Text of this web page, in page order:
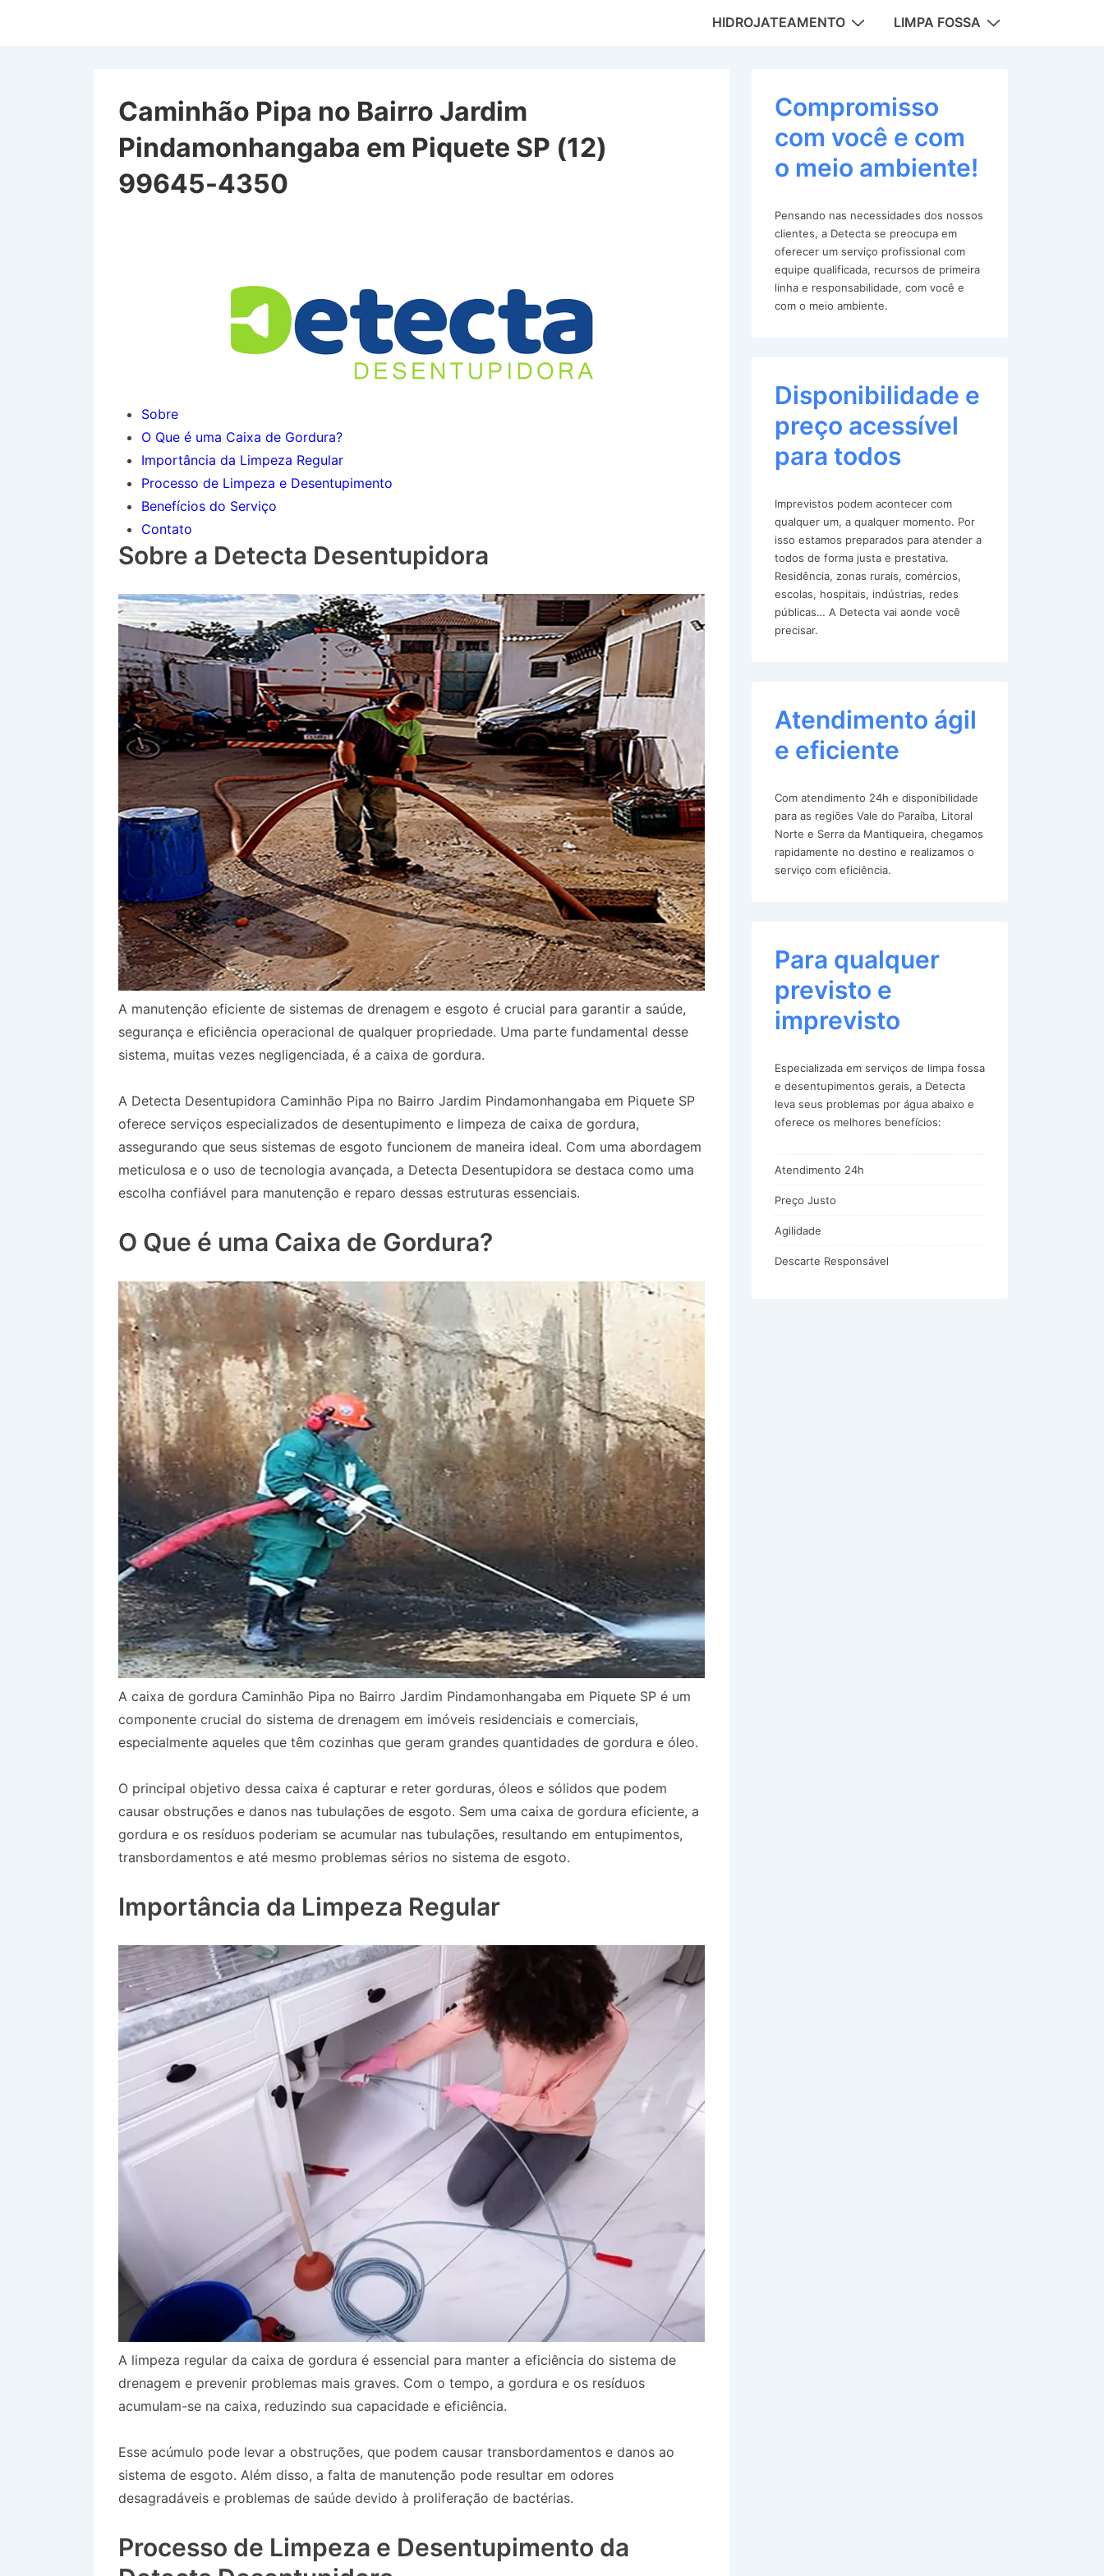
MainHIDROJATEAMENTO LIMPA FOSSA
Caminhão Pipa no Bairro Jardim
Pindamonhangaba em Piquete SP (12)
99645-4350
Sobre
O Que é uma Caixa de Gordura?
Importância da Limpeza Regular
Processo de Limpeza e Desentupimento
Benefícios do Serviço
Contato
Sobre a Detecta Desentupidora
A manutenção eficiente de sistemas de drenagem e esgoto é crucial para garantir a saúde,
segurança e eficiência operacional de qualquer propriedade. Uma parte fundamental desse
sistema, muitas vezes negligenciada, é a caixa de gordura.
A Detecta Desentupidora Caminhão Pipa no Bairro Jardim Pindamonhangaba em Piquete SP
oferece serviços especializados de desentupimento e limpeza de caixa de gordura,
assegurando que seus sistemas de esgoto funcionem de maneira ideal. Com uma abordagem
meticulosa e o uso de tecnologia avançada, a Detecta Desentupidora se destaca como uma
escolha confiável para manutenção e reparo dessas estruturas essenciais.
O Que é uma Caixa de Gordura?
A caixa de gordura Caminhão Pipa no Bairro Jardim Pindamonhangaba em Piquete SP é um
componente crucial do sistema de drenagem em imóveis residenciais e comerciais,
especialmente aqueles que têm cozinhas que geram grandes quantidades de gordura e óleo.
O principal objetivo dessa caixa é capturar e reter gorduras, óleos e sólidos que podem
causar obstruções e danos nas tubulações de esgoto. Sem uma caixa de gordura eficiente, a
gordura e os resíduos poderiam se acumular nas tubulações, resultando em entupimentos,
transbordamentos e até mesmo problemas sérios no sistema de esgoto.
Importância da Limpeza Regular
A limpeza regular da caixa de gordura é essencial para manter a eficiência do sistema de
drenagem e prevenir problemas mais graves. Com o tempo, a gordura e os resíduos
acumulam-se na caixa, reduzindo sua capacidade e eficiência.
Esse acúmulo pode levar a obstruções, que podem causar transbordamentos e danos ao
sistema de esgoto. Além disso, a falta de manutenção pode resultar em odores
desagradáveis e problemas de saúde devido à proliferação de bactérias.
Processo de Limpeza e Desentupimento da
Compromisso
com você e com
o meio ambiente!
Pensando nas necessidades dos nossos
clientes, a Detecta se preocupa em
oferecer um serviço profissional com
equipe qualificada, recursos de primeira
linha e responsabilidade, com você e
com o meio ambiente.
Disponibilidade e
preço acessível
para todos
Imprevistos podem acontecer com
qualquer um, a qualquer momento. Por
isso estamos preparados para atender a
todos de forma justa e prestativa.
Residência, zonas rurais, comércios,
escolas, hospitais, indústrias, redes
públicas… A Detecta vai aonde você
precisar.
Atendimento ágil
e eficiente
Com atendimento 24h e disponibilidade
para as regiões Vale do Paraíba, Litoral
Norte e Serra da Mantiqueira, chegamos
rapidamente no destino e realizamos o
serviço com eficiência.
Para qualquer
previsto e
imprevisto
Especializada em serviços de limpa fossa
e desentupimentos gerais, a Detecta
leva seus problemas por água abaixo e
oferece os melhores benefícios:
Atendimento 24h
Preço Justo
Agilidade
Descarte Responsável